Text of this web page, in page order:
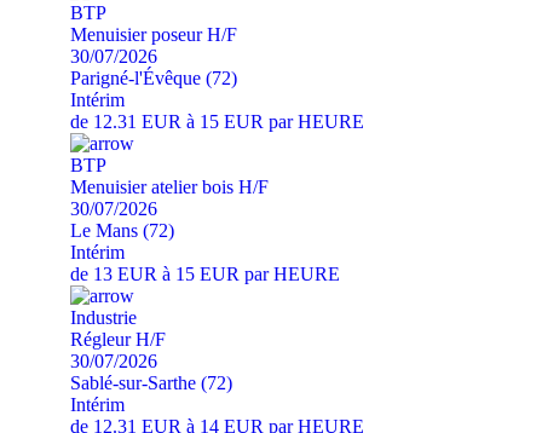
BTP
Menuisier poseur H/F
30/07/2026
Parigné-l'Évêque (72)
Intérim
de 12.31 EUR à 15 EUR par HEURE
BTP
Menuisier atelier bois H/F
30/07/2026
Le Mans (72)
Intérim
de 13 EUR à 15 EUR par HEURE
Industrie
Régleur H/F
30/07/2026
Sablé-sur-Sarthe (72)
Intérim
de 12.31 EUR à 14 EUR par HEURE